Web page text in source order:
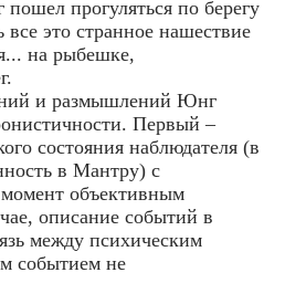
пошел прогуляться по берегу
все это странное нашествие
на рыбешке,
и размышлений Юнг
Первый –
состояния наблюдателя (в
в Мантру) с
объективным
описание событий в
между психическим
событием не